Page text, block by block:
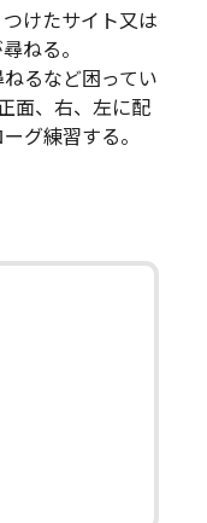
けたサイト又は
ねる。
るなど困ってい
面、右、左に配
グ練習する。